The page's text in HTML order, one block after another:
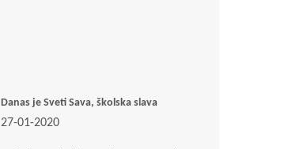
Danas je Sveti Sava, školska slava
27-01-2020